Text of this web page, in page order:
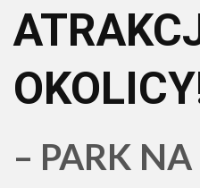
– PARK NA